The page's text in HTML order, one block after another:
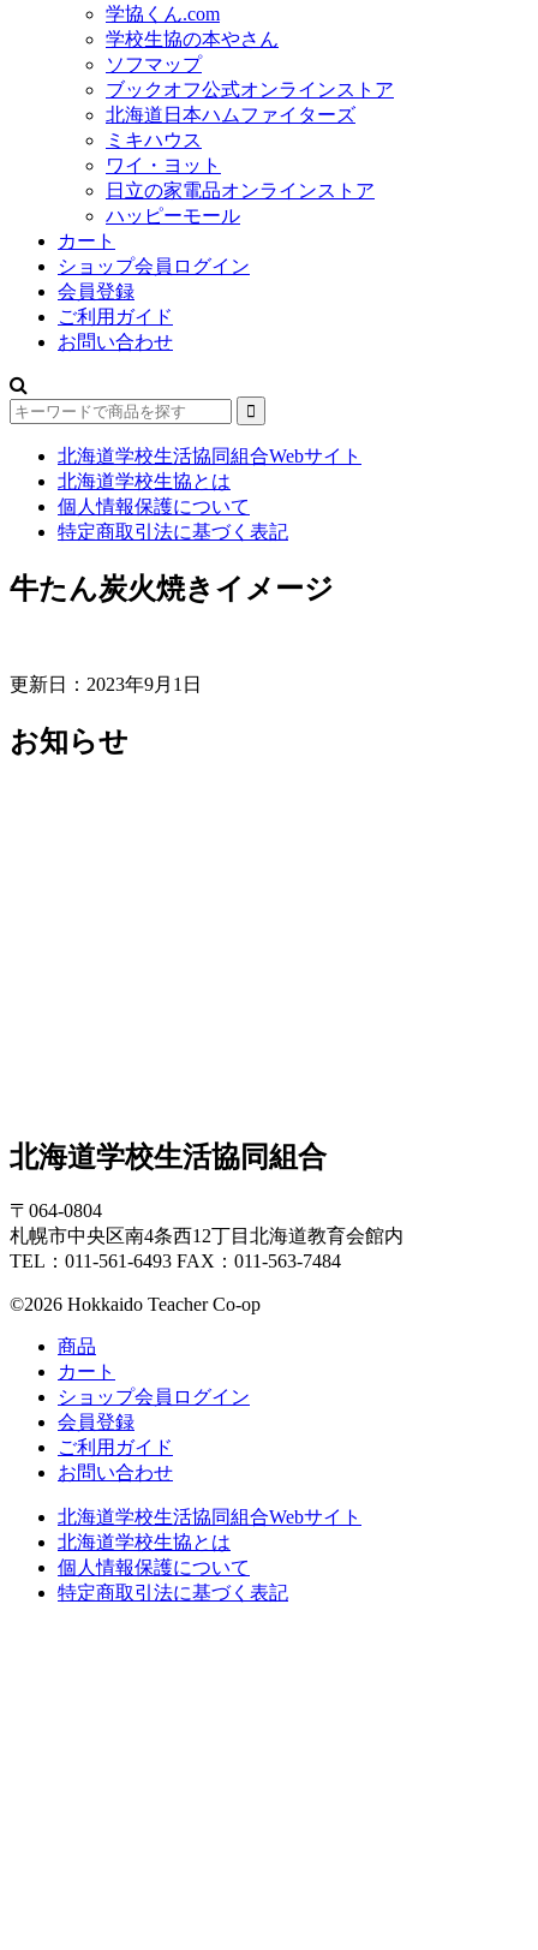
学協くん.com
学校生協の本やさん
ソフマップ
ブックオフ公式オンラインストア
北海道日本ハムファイターズ
ミキハウス
ワイ・ヨット
日立の家電品オンラインストア
ハッピーモール
カート
ショップ会員ログイン
会員登録
ご利用ガイド
お問い合わせ
北海道学校生活協同組合Webサイト
北海道学校生協とは
個人情報保護について
特定商取引法に基づく表記
牛たん炭火焼きイメージ
更新日：2023年9月1日
お知らせ
北海道学校生活協同組合
〒064-0804
札幌市中央区南4条西12丁目北海道教育会館内
TEL：011-561-6493 FAX：011-563-7484
©2026 Hokkaido Teacher Co-op
商品
カート
ショップ会員ログイン
会員登録
ご利用ガイド
お問い合わせ
北海道学校生活協同組合Webサイト
北海道学校生協とは
個人情報保護について
特定商取引法に基づく表記